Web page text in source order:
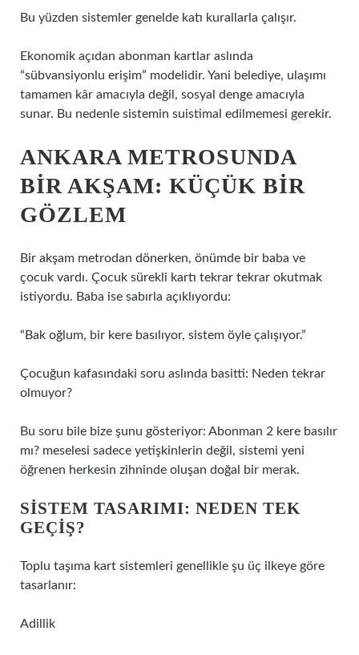
Bu yüzden sistemler genelde katı kurallarla çalışır.
Ekonomik açıdan abonman kartlar aslında
“sübvansiyonlu erişim” modelidir. Yani belediye, ulaşımı
tamamen kâr amacıyla değil, sosyal denge amacıyla
sunar. Bu nedenle sistemin suistimal edilmemesi gerekir.
ANKARA METROSUNDA
BIR AKŞAM: KÜÇÜK BIR
GÖZLEM
Bir akşam metrodan dönerken, önümde bir baba ve
çocuk vardı. Çocuk sürekli kartı tekrar tekrar okutmak
istiyordu. Baba ise sabırla açıklıyordu:
“Bak oğlum, bir kere basılıyor, sistem öyle çalışıyor.”
Çocuğun kafasındaki soru aslında basitti: Neden tekrar
olmuyor?
Bu soru bile bize şunu gösteriyor: Abonman 2 kere basılır
mı? meselesi sadece yetişkinlerin değil, sistemi yeni
öğrenen herkesin zihninde oluşan doğal bir merak.
SISTEM TASARIMI: NEDEN TEK
GEÇIŞ?
Toplu taşıma kart sistemleri genellikle şu üç ilkeye göre
tasarlanır:
Adillik